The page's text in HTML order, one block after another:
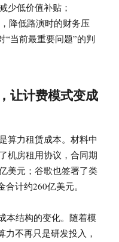
少低价值补贴；
降低路演时的财务压
“当前最重要问题”的判
让计费模式变成
算力租赁成本。材料中
机房租用协议，合同期
美元；谷歌也签署了类
计约260亿美元。
本结构的变化。随着模
不再只是研发投入，